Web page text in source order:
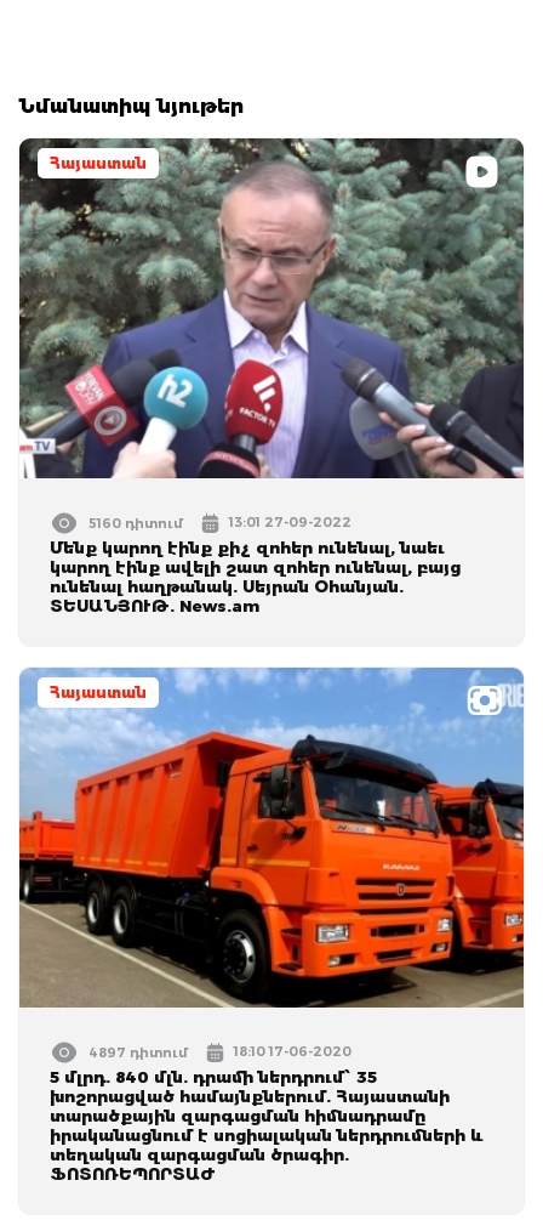
Նմանատիպ նյութեր
Հայաստան
5160 դիտում 13:01 27-09-2022
Մենք կարող էինք քիչ զոհեր ունենալ, նաեւ
կարող էինք ավելի շատ զոհեր ունենալ, բայց
ունենալ հաղթանակ. Սեյրան Օհանյան.
ՏԵՍԱՆՅՈՒԹ. News.am
Հայաստան
4897 դիտում 18:10 17-06-2020
5 մլրդ. 840 մլն. դրամի ներդրում՝ 35
խոշորացված համայնքներում. Հայաստանի
տարածքային զարգացման հիմնադրամը
իրականացնում է սոցիալական ներդրումների և
տեղական զարգացման ծրագիր.
ՖՈՏՈՌԵՊՈՐՏԱԺ